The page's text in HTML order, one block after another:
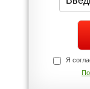
Телефоны
+7